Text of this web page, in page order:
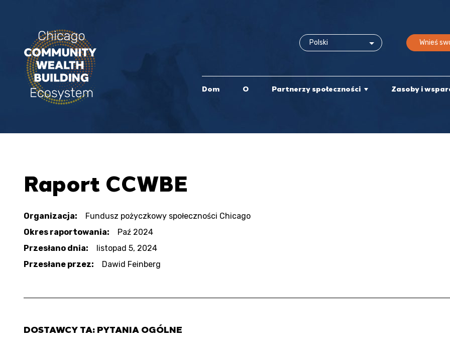
Wnieś
Dom O Partnerzy społeczności Zasoby i
Raport CCWBE
Organizacja:
Fundusz pożyczkowy społeczności Chicago
Okres raportowania:
Paź 2024
Przesłano dnia:
listopad 5, 2024
Przesłane przez:
Dawid Feinberg
DOSTAWCY TA: PYTANIA OGÓLNE